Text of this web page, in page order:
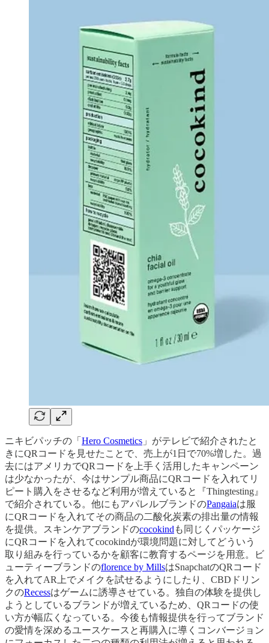
ニキビパッチの「 Hero Cosmetics 」がテレビで紹介されたと
きにQRコードを見せたことで、売上が1日で70%増した。過
去にはアメリカでQRコードを上手く活用したキャンペーン
は少なかったが、今はサンプル商品にQRコードを入れてリ
ピート購入をさせるなど利用が増えていると『Thingtesting』
で紹介されている。他にもアパレルブランドのPangaiaは服
にQRコードを入れてその商品の二酸化炭素の排出量の情報
を提供。スキンケアブランドのcocokind も同じくパッケージ
にQRコードを入れてcocokindが環境問題に対してどういう
取り組みを行っているかを顧客に教育するページを用意。ビ
ューティーブランドのflorence by MillsはSnapchatのQRコード
を入れてAR上でメイクを試せるようにしたり、CBDドリン
クのRecessはゲームに誘導させている。独自の体験を提供し
ようとしているブランドが増えているため、QRコードの使
い方が幅広くなっている。今後も情報提供を行ってブランド
の愛情を深めるユースケースと再購入に導くコンバージョン